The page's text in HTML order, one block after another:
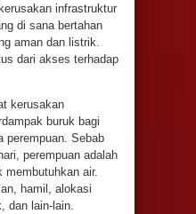
infrastruktur
di sana bertahan
aman dan listrik.
dari akses terhadap
kerusakan
buruk bagi
perempuan. Sebab
perempuan adalah
membutuhkan air.
hamil, alokasi
dan lain-lain.